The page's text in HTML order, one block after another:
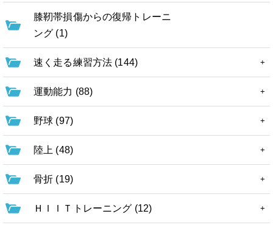
膝靭帯損傷からの復帰トレーニ
ング (1)
速く走る練習方法 (144)
運動能力 (88)
野球 (97)
陸上 (48)
骨折 (19)
ＨＩＩＴトレーニング (12)